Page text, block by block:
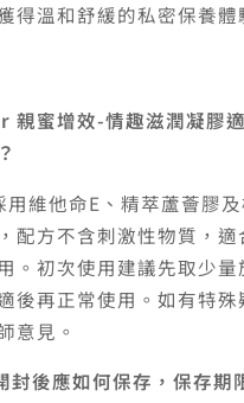
得溫和舒緩的私密保養體
親蜜增效-情趣滋潤凝膠
用維他命E、精萃蘆薈膠
配方不含刺激性物質，
。初次使用建議先取少
後再正常使用。如有特
意見。
封後應如何保存，保存期